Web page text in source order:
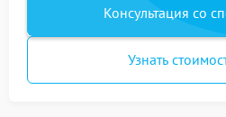
Консультация со
Узнать